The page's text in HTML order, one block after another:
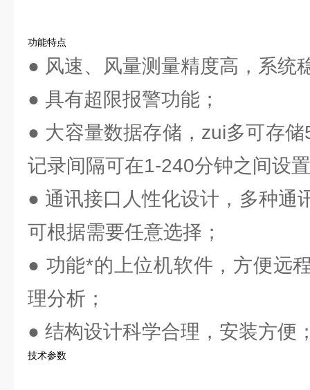
功能特点
● 风速、风量测量精度高，系统
● 具有超限报警功能；
● 大容量数据存储，zui多可存
记录间隔可在1-240分钟之间设
● 通讯接口人性化设计，多种通
可根据需要任意选择；
● 功能*的上位机软件，方便远
理分析；
● 结构设计科学合理，安装方便
技术参数